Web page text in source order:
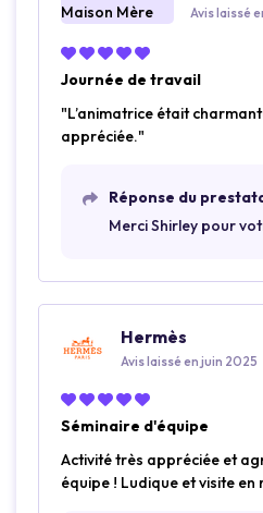
Avis laissé
Journée de travail
"L’animatrice était
appréciée."
Réponse du
Merci Shirley pour
Hermès
Avis laissé en juin 2025
Séminaire d'équipe
Activité très appréciée et
équipe ! Ludique et visite en